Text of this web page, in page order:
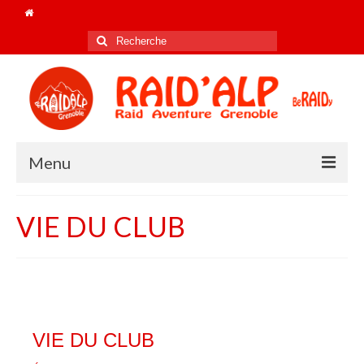
Rechercher
:
Menu
Le club
Le bureau 2026
VIE DU CLUB
VIE DU CLUB